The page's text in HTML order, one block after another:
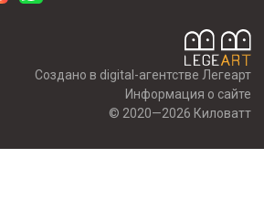
© 2020—2026 Киловатт
Создано в digital-агентстве Легеарт
Информация о сайте